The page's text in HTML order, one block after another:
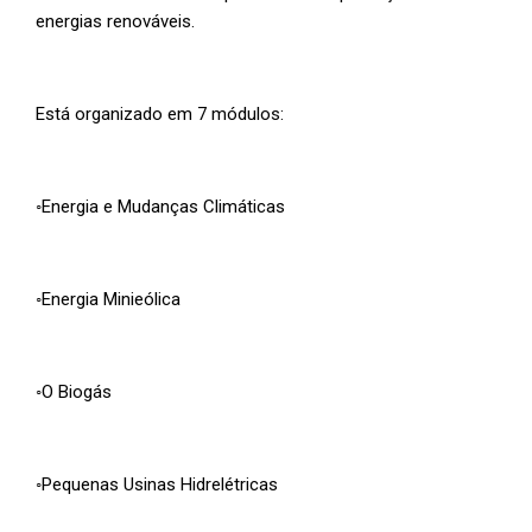
energias renováveis.
Está organizado em 7 módulos:
◦Energia e Mudanças Climáticas
◦Energia Minieólica
◦O Biogás
◦Pequenas Usinas Hidrelétricas